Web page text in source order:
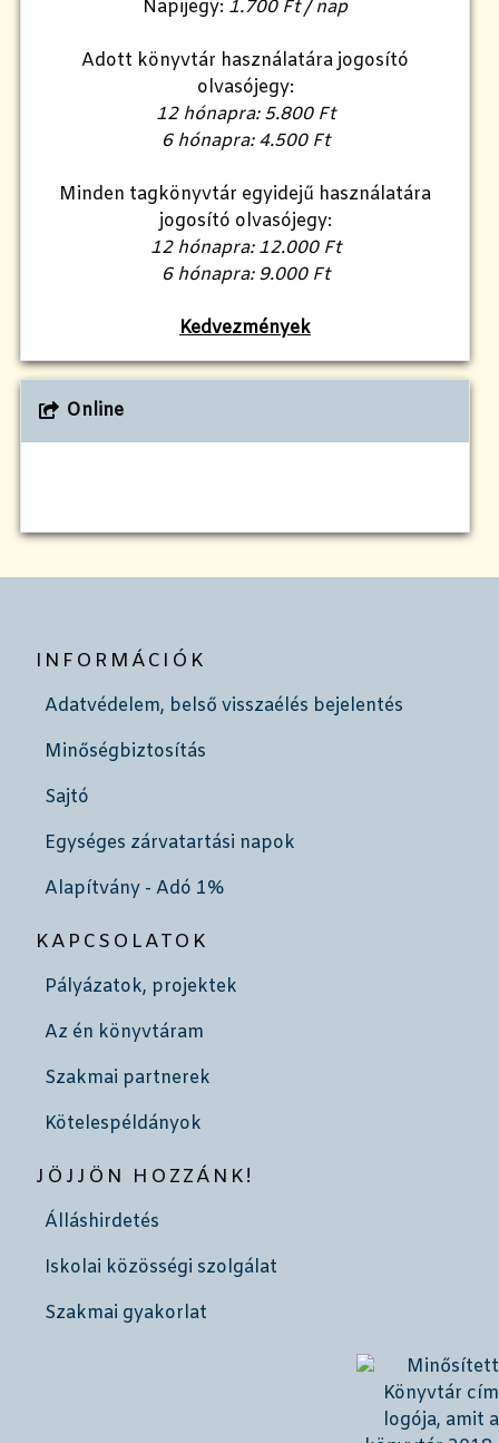
Napijegy: 1.700 Ft / nap
Adott könyvtár használatára jogosító
olvasójegy:
12 hónapra: 5.800 Ft
6 hónapra: 4.500 Ft
Minden tagkönyvtár egyidejű használatára
jogosító olvasójegy:
12 hónapra: 12.000 Ft
6 hónapra: 9.000 Ft
Kedvezmények
Online
INFORMÁCIÓK
Adatvédelem, belső visszaélés bejelentés
Minőségbiztosítás
Sajtó
Egységes zárvatartási napok
Alapítvány - Adó 1%
KAPCSOLATOK
Pályázatok, projektek
Az én könyvtáram
Szakmai partnerek
Kötelespéldányok
JÖJJÖN HOZZÁNK!
Álláshirdetés
Iskolai közösségi szolgálat
Szakmai gyakorlat